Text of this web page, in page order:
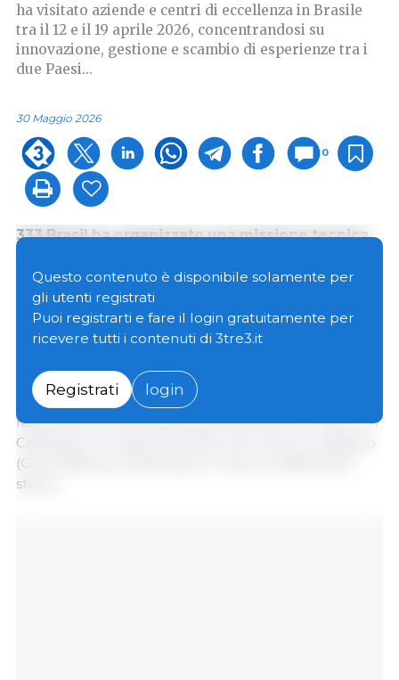
ha visitato aziende e centri di eccellenza in Brasile
tra il 12 e il 19 aprile 2026, concentrandosi su
innovazione, gestione e scambio di esperienze tra i
due Paesi...
30 Maggio 2026
0
333 Brasil ha organizzato una missione tecnica
professionali spagnole, che hanno visitato il
Brasile tra il 12 e il 19 aprile 2026 per un viaggio
di benchmarking incentrato sulla produzione
suina e sull'industria della carne.
INNOVACC, il cluster catalano per il settore della
carne e delle proteine ​​alternative, ha riunito
rappresentanti delle principali aziende del settore in
Catalogna, un rappresentante del Governo catalano
(Generalitat de Catalunya) e il team di INNOVACC
stesso.
Questo contenuto è disponibile solamente per
gli utenti registrati
Puoi registrarti e fare il login gratuitamente per
ricevere tutti i contenuti di 3tre3.it
Registrati login